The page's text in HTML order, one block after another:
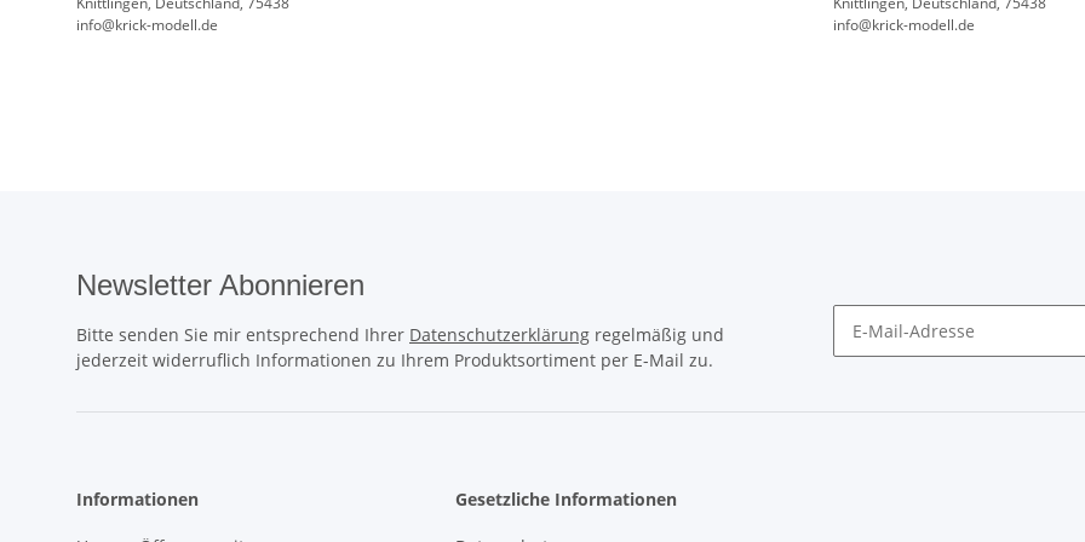
info@krick-modell.de
info@krick-modell.de
Newsletter Abonnieren
Bitte senden Sie mir entsprechend Ihrer Datenschutzerklärung regelmäßig und
jederzeit widerruflich Informationen zu Ihrem Produktsortiment per E-Mail zu.
Informationen Gesetzliche Informationen